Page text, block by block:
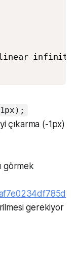
infinite;
çıkarma (-1px)
görmek
gerekiyor